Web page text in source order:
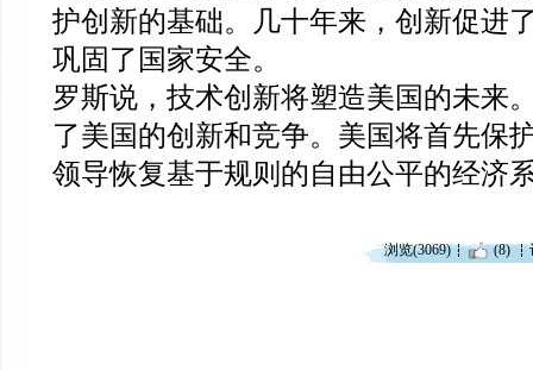
护创新的基础。几十年来，创新促进
巩固了国家安全。
罗斯说，技术创新将塑造美国的未来
了美国的创新和竞争。美国将首先保
领导恢复基于规则的自由公平的经济
浏览(3069) (8)